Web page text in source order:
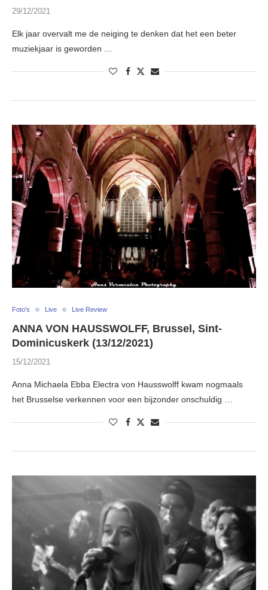
29/12/2021
Elk jaar overvalt me de neiging te denken dat het een beter
muziekjaar is geworden …
Foto's Live Live Review
ANNA VON HAUSSWOLFF, Brussel, Sint-
Dominicuskerk (13/12/2021)
15/12/2021
Anna Michaela Ebba Electra von Hausswolff kwam nogmaals
het Brusselse verkennen voor een bijzonder onschuldig …